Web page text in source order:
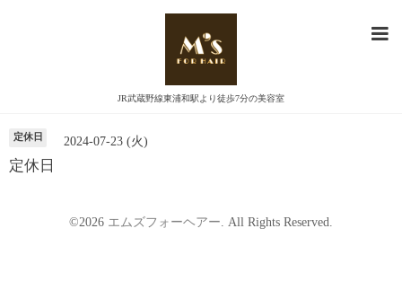
JR武蔵野線東浦和駅より徒歩7分の美容室
定休日 2024-07-23 (火)
定休日
©2026 エムズフォーヘアー . All Rights Reserved.